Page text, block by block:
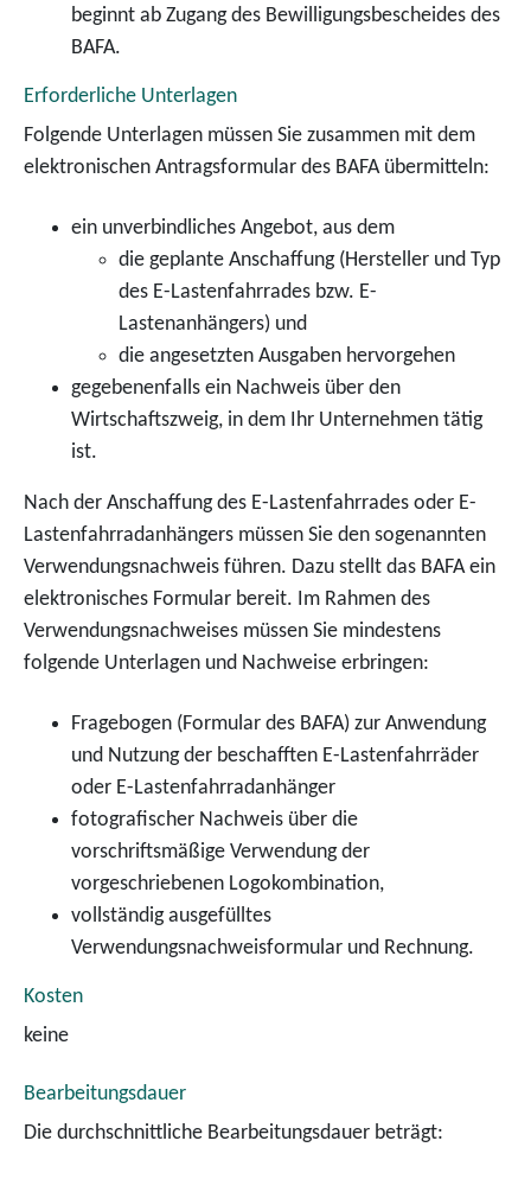
beginnt ab Zugang des Bewilligungsbescheides des
BAFA.
Erforderliche Unterlagen
Folgende Unterlagen müssen Sie zusammen mit dem
elektronischen Antragsformular des BAFA übermitteln:
ein unverbindliches Angebot, aus dem
die geplante Anschaffung (Hersteller und Typ
des E-Lastenfahrrades bzw. E-
Lastenanhängers) und
die angesetzten Ausgaben hervorgehen
gegebenenfalls ein Nachweis über den
Wirtschaftszweig, in dem Ihr Unternehmen tätig
ist.
Nach der Anschaffung des E-Lastenfahrrades oder E-
Lastenfahrradanhängers müssen Sie den sogenannten
Verwendungsnachweis führen. Dazu stellt das BAFA ein
elektronisches Formular bereit. Im Rahmen des
Verwendungsnachweises müssen Sie mindestens
folgende Unterlagen und Nachweise erbringen:
­Fragebogen (Formular des BAFA) zur Anwendung
und Nutzung der beschafften E-Lastenfahrräder
oder E-Lastenfahrradanhänger
­fotografischer Nachweis über die
vorschriftsmäßige Verwendung der
vorgeschriebenen Logokombination,
­vollständig ausgefülltes
Verwendungsnachweisformular und Rechnung.
Kosten
keine
Bearbeitungsdauer
Die durchschnittliche Bearbeitungsdauer beträgt: